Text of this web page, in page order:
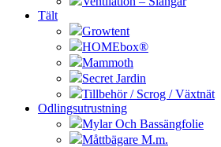
Tält
Growtent
HOMEbox®
Mammoth
Secret Jardin
Tillbehör / Scrog / Växtnät
Odlingsutrustning
Mylar Och Bassängfolie
Måttbägare M.m.